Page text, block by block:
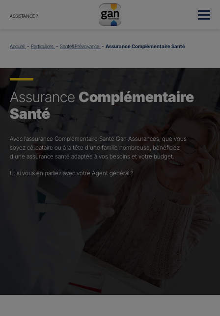
ASSISTANCE ?
Accueil Particuliers Santé&Prévoyance Assurance Complémentaire Santé
Assurance Complémentaire
Santé
Avec l’assurance Complémentaire Santé Gan Assurances, que vous
soyez célibataire ou à la tête d’une famille nombreuse, bénéficiez
d’une assurance santé adaptée à vos besoins et votre budget.​
Et si vous en parliez avec votre Agent général ?